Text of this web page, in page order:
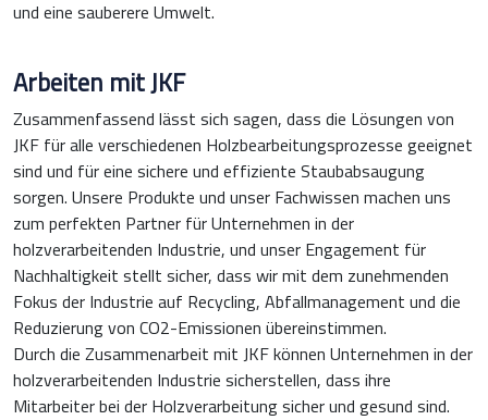
und eine sauberere Umwelt.
Arbeiten mit JKF
Zusammenfassend lässt sich sagen, dass die Lösungen von
JKF für alle verschiedenen Holzbearbeitungsprozesse geeignet
sind und für eine sichere und effiziente Staubabsaugung
sorgen. Unsere Produkte und unser Fachwissen machen uns
zum perfekten Partner für Unternehmen in der
holzverarbeitenden Industrie, und unser Engagement für
Nachhaltigkeit stellt sicher, dass wir mit dem zunehmenden
Fokus der Industrie auf Recycling, Abfallmanagement und die
Reduzierung von CO2-Emissionen übereinstimmen.
Durch die Zusammenarbeit mit JKF können Unternehmen in der
holzverarbeitenden Industrie sicherstellen, dass ihre
Mitarbeiter bei der Holzverarbeitung sicher und gesund sind.